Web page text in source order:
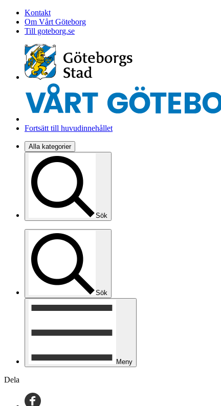
Kontakt
Om Vårt Göteborg
Till goteborg.se
Fortsätt till huvudinnehållet
Alla kategorier
Sök
Sök
Meny
Dela